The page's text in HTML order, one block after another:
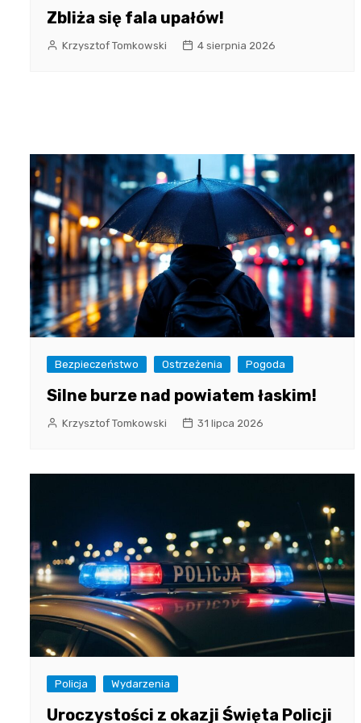
Zbliża się fala upałów!
Krzysztof Tomkowski 4 sierpnia 2026
Bezpieczeństwo Ostrzeżenia Pogoda
Silne burze nad powiatem łaskim!
Krzysztof Tomkowski 31 lipca 2026
Policja Wydarzenia
Uroczystości z okazji Święta Policji